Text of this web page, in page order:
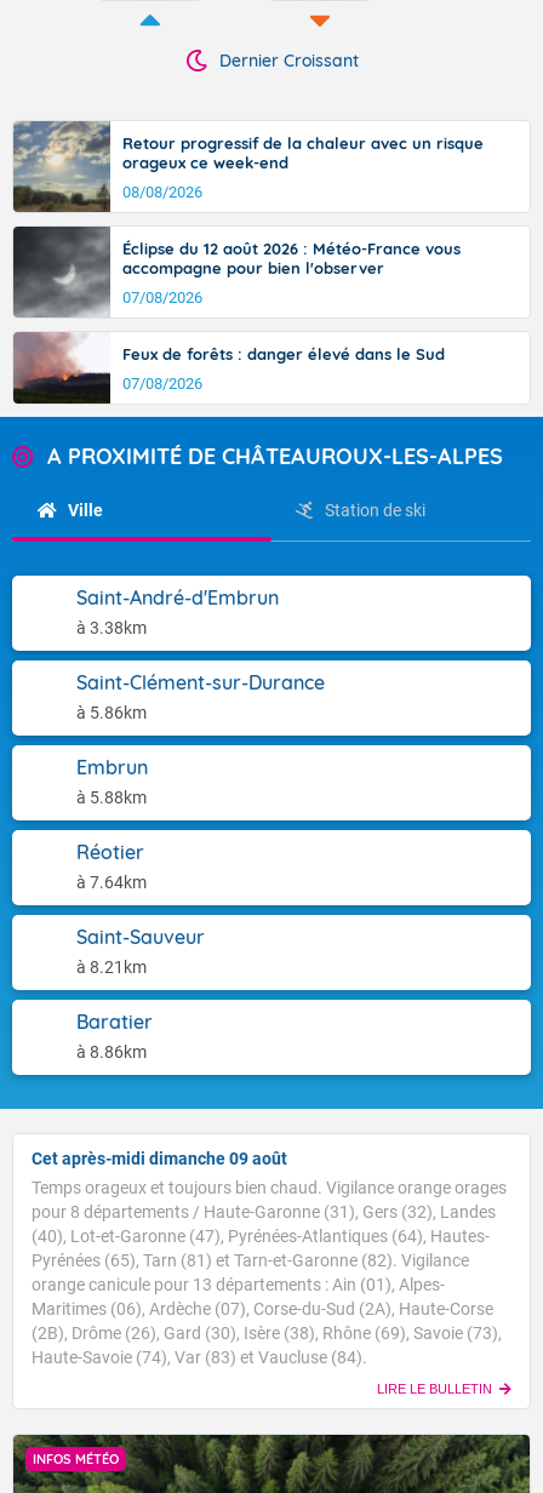
Dernier Croissant
Retour progressif de la chaleur avec un risque
orageux ce week-end
08/08/2026
Éclipse du 12 août 2026 : Météo-France vous
accompagne pour bien l'observer
07/08/2026
Feux de forêts : danger élevé dans le Sud
07/08/2026
A PROXIMITÉ DE CHÂTEAUROUX-LES-ALPES
Ville Station de ski
Saint-André-d'Embrun
à 3.38km
Saint-Clément-sur-Durance
à 5.86km
Embrun
à 5.88km
Réotier
à 7.64km
Saint-Sauveur
à 8.21km
Baratier
à 8.86km
Cet après-midi dimanche 09 août
Temps orageux et toujours bien chaud. Vigilance orange orages
pour 8 départements / Haute-Garonne (31), Gers (32), Landes
(40), Lot-et-Garonne (47), Pyrénées-Atlantiques (64), Hautes-
Pyrénées (65), Tarn (81) et Tarn-et-Garonne (82). Vigilance
orange canicule pour 13 départements : Ain (01), Alpes-
Maritimes (06), Ardèche (07), Corse-du-Sud (2A), Haute-Corse
(2B), Drôme (26), Gard (30), Isère (38), Rhône (69), Savoie (73),
Haute-Savoie (74), Var (83) et Vaucluse (84).
LIRE LE BULLETIN
INFOS MÉTÉO